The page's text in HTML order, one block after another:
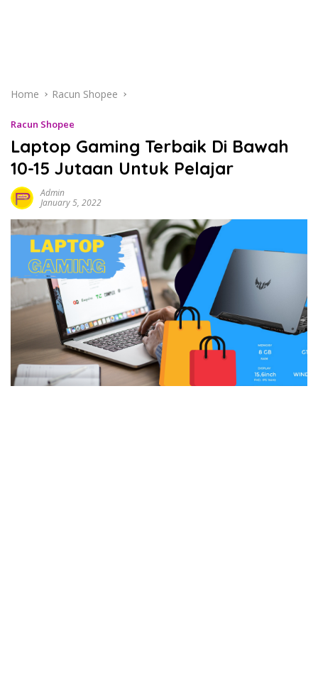
Home Racun Shopee
Racun Shopee
Laptop Gaming Terbaik Di Bawah
10-15 Jutaan Untuk Pelajar
Admin
January 5, 2022